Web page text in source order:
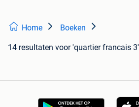
Home Boeken
14 resultaten voor 'quartier francais 3'